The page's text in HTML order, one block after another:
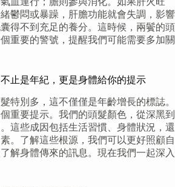
鬱悶或暴躁，肝膽功能就會失調，影響
得不到充足的養分。這時候，兩鬢的頭
重要的警號，提醒我們可能需要多加關
止是年紀，更是身體給你的提示
特別多，這不僅僅是年齡增長的標誌。
重要提示。我們的頭髮顏色，從深黑到
這些成因包括生活習慣、身體狀況，還
。了解這些根源，我們可以更好照顧自
解身體傳來的訊息。現在我們一起深入